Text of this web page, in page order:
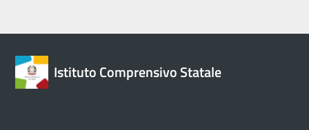
Istituto Comprensivo Statale